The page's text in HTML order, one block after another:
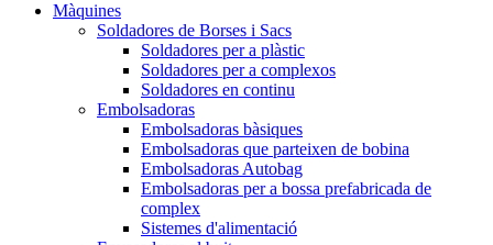
Màquines
Soldadores de Borses i Sacs
Soldadores per a plàstic
Soldadores per a complexos
Soldadores en continu
Embolsadoras
Embolsadoras bàsiques
Embolsadoras que parteixen de bobina
Embolsadoras Autobag
Embolsadoras per a bossa prefabricada de
complex
Sistemes d'alimentació